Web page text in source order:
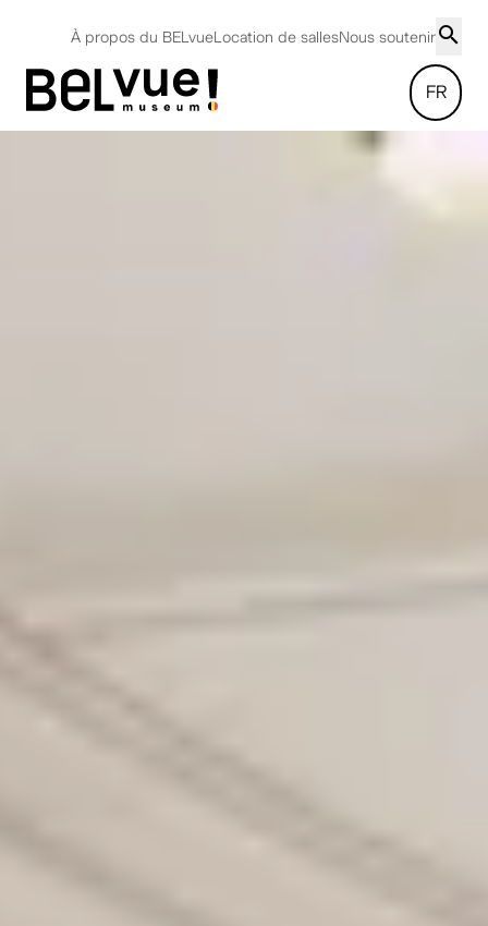
À propos du BELvueLocation de sallesNous soutenir
FR